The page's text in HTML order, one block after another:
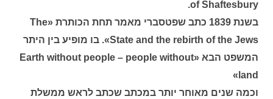
of Shaftesbury.
בשנת 1839 כתב שפטסברי מאמר תחת הכותרת «The
State and the rebirth of the Jews». בו מופיע בין היתר
המשפט הבא «Earth without people – people without
land»
וכמה שנים מאוחר יותר במכתב שכתב לראש ממשלת